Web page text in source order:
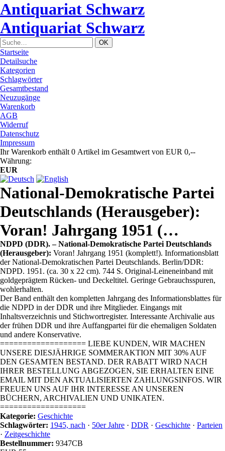
Antiquariat Schwarz
Antiquariat Schwarz
Startseite
Detailsuche
Kategorien
Schlagwörter
Gesamtbestand
Neuzugänge
Warenkorb
AGB
Widerruf
Datenschutz
Impressum
Ihr Warenkorb enthält 0 Artikel im Gesamtwert von EUR 0,--
Währung:
EUR
National-Demokratische Partei
Deutschlands (Herausgeber):
Voran! Jahrgang 1951 (…
NDPD (DDR). – National-Demokratische Partei Deutschlands
(Herausgeber): Voran! Jahrgang 1951 (komplett!). Informationsblatt
der National-Demokratischen Partei Deutschlands. Berlin/DDR:
NDPD. 1951. (ca. 30 x 22 cm). 744 S. Original-Leineneinband mit
goldgeprägtem Rücken- und Deckeltitel. Geringe Gebrauchsspuren,
wohlerhalten.
Der Band enthält den kompletten Jahrgang des Informationsblattes für
die NDPD in der DDR und ihre Mitglieder. Eingangs mit
Inhaltsverzeichnis und Stichwortregister. Interessante Archivalie aus
der frühen DDR und ihre Auffangpartei für die ehemaligen Soldaten
und andere Konservative.
=================== LIEBE KUNDEN, WIR MACHEN
UNSERE DIESJÄHRIGE SOMMERAKTION MIT 30% AUF
DEN GESAMTEN BESTAND. DER RABATT WIRD NACH
IHRER BESTELLUNG ABGEZOGEN, SIE ERHALTEN EINE
EMAIL MIT DEN AKTUALISIERTEN ZAHLUNGSINFOS. WIR
FREUEN UNS AUF IHR INTERESSE AN UNSEREN
BÜCHERN, ARCHIVALIEN UND UNIKATEN.
===================
Kategorie: Geschichte
Schlagwörter: 1945, nach · 50er Jahre · DDR · Geschichte · Parteien
· Zeitgeschichte
Bestellnummer: 9347CB